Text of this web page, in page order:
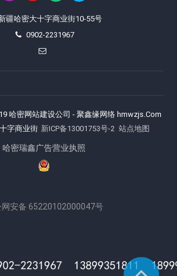
疆哈密大十字商业街10-55号
0902-2231967
哈密网站建设公司 - 聚鑫缘网络 hmwzjs.Com
字商业街 新ICP备13001753号-2 站点地图
哈密瑞鑫广告营业执照
网安备 65220102000047号